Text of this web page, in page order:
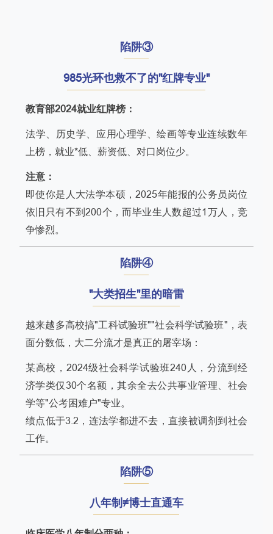
陷阱③
985光环也救不了的"红牌专业"
教育部2024就业红牌榜：
法学、历史学、应用心理学、绘画等专业连续数年
上榜，就业*低、薪资低、对口岗位少。
注意：
即使你是人大法学本硕，2025年能报的公务员岗位
依旧只有不到200个，而毕业生人数超过1万人，竞
争惨烈。
陷阱④
"大类招生"里的暗雷
越来越多高校搞"工科试验班""社会科学试验班"，表
面分数低，大二分流才是真正的屠宰场：
某高校，2024级社会科学试验班240人，分流到经
济学类仅30个名额，其余全去公共事业管理、社会
学等"公考困难户"专业。
绩点低于3.2，连法学都进不去，直接被调剂到社会
工作。
陷阱⑤
八年制≠博士直通车